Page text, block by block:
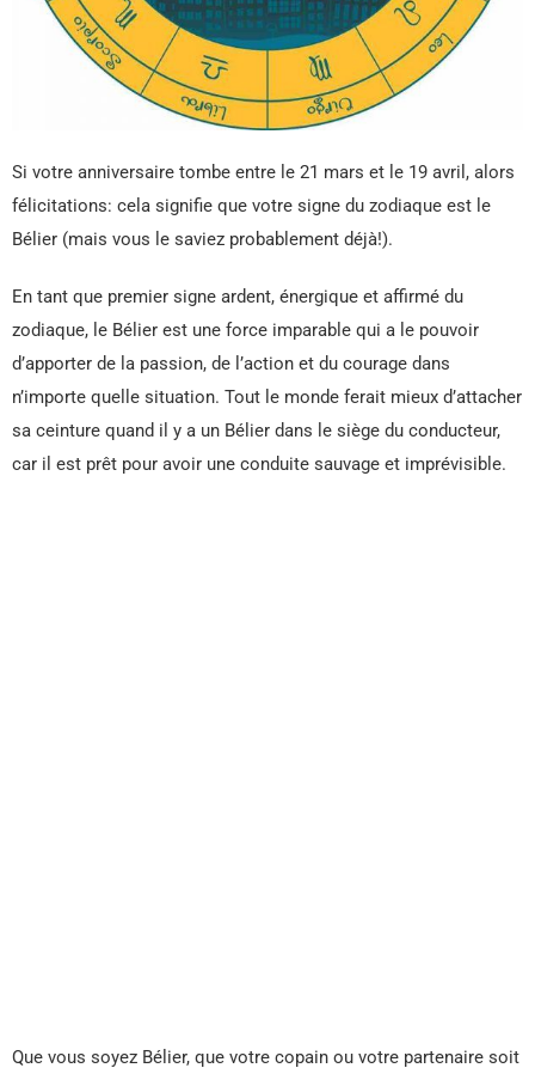
Si votre anniversaire tombe entre le 21 mars et le 19 avril, alors
félicitations: cela signifie que votre signe du zodiaque est le
Bélier (mais vous le saviez probablement déjà!).
En tant que premier signe ardent, énergique et affirmé du
zodiaque, le Bélier est une force imparable qui a le pouvoir
d’apporter de la passion, de l’action et du courage dans
n’importe quelle situation. Tout le monde ferait mieux d’attacher
sa ceinture quand il y a un Bélier dans le siège du conducteur,
car il est prêt pour avoir une conduite sauvage et imprévisible.
Que vous soyez Bélier, que votre copain ou votre partenaire soit